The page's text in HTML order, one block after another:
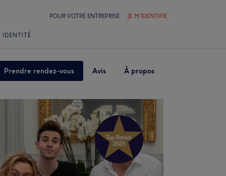
POUR VOTRE ENTREPRISE JE M'IDENTIFIE
IDENTITÉ
Prendre rendez-vous Avis À propos